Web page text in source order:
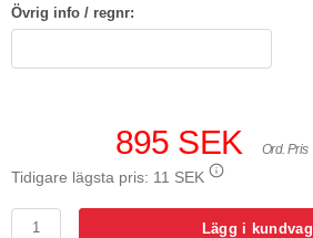
Övrig info / regnr:
895 SEK Ord. Pris
Tidigare lägsta pris: 11 SEK
Lägg i